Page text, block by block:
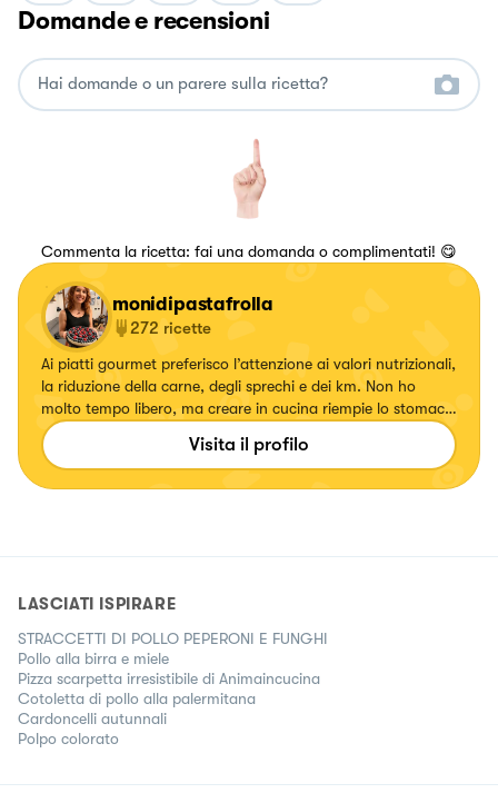
Domande e recensioni
Commenta la ricetta: fai una domanda o complimentati! 😋
monidipastafrolla
272 ricette
Ai piatti gourmet preferisco l’attenzione ai valori nutrizionali,
la riduzione della carne, degli sprechi e dei km. Non ho
molto tempo libero, ma creare in cucina riempie lo stomaco
e il ❤️
Visita il profilo
LASCIATI ISPIRARE
STRACCETTI DI POLLO PEPERONI E FUNGHI
Pollo alla birra e miele
Pizza scarpetta irresistibile di Animaincucina
Cotoletta di pollo alla palermitana
Cardoncelli autunnali
Polpo colorato